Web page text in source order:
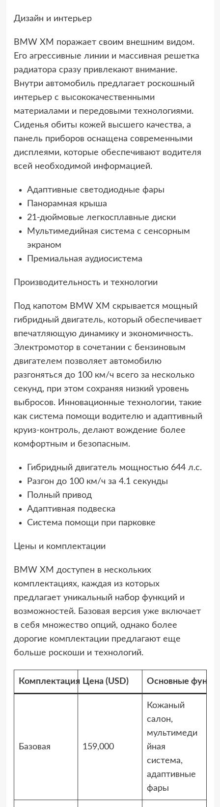
Дизайн и интерьер
BMW XM поражает своим внешним видом.
Его агрессивные линии и массивная решетка
радиатора сразу привлекают внимание.
Внутри автомобиль предлагает роскошный
интерьер с высококачественными
материалами и передовыми технологиями.
Сиденья обиты кожей высшего качества, а
панель приборов оснащена современными
дисплеями, которые обеспечивают водителя
всей необходимой информацией.
Адаптивные светодиодные фары
Панорамная крыша
21-дюймовые легкосплавные диски
Мультимедийная система с сенсорным
экраном
Премиальная аудиосистема
Производительность и технологии
Под капотом BMW XM скрывается мощный
гибридный двигатель, который обеспечивает
впечатляющую динамику и экономичность.
Электромотор в сочетании с бензиновым
двигателем позволяет автомобилю
разгоняться до 100 км/ч всего за несколько
секунд, при этом сохраняя низкий уровень
выбросов. Инновационные технологии, такие
как система помощи водителю и адаптивный
круиз-контроль, делают вождение более
комфортным и безопасным.
Гибридный двигатель мощностью 644 л.с.
Разгон до 100 км/ч за 4.1 секунды
Полный привод
Адаптивная подвеска
Система помощи при парковке
Цены и комплектации
BMW XM доступен в нескольких
комплектациях, каждая из которых
предлагает уникальный набор функций и
возможностей. Базовая версия уже включает
в себя множество опций, однако более
дорогие комплектации предлагают еще
больше роскоши и технологий.
Комплектация Цена (USD) Основные
Базовая 159,000
Кожаный
салон,
мультимеди
йная
система,
адаптивные
фары